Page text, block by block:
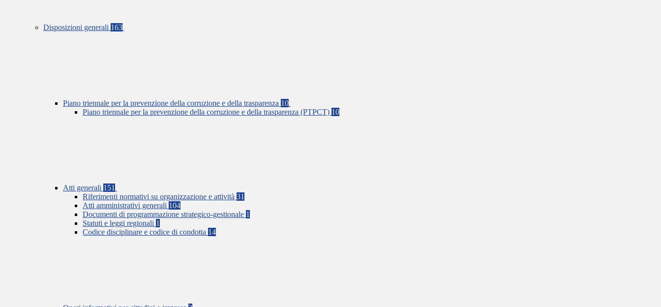
Disposizioni generali 163
Piano triennale per la prevenzione della corruzione e della trasparenza 10
Piano triennale per la prevenzione della corruzione e della trasparenza (PTPCT) 10
Atti generali 151
Riferimenti normativi su organizzazione e attività 31
Atti amministrativi generali 104
Documenti di programmazione strategico-gestionale 1
Statuti e leggi regionali 1
Codice disciplinare e codice di condotta 14